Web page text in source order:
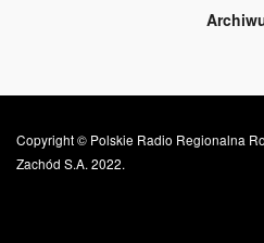
Copyright © Polskie Radio Regionalna
Zachód S.A. 2022.